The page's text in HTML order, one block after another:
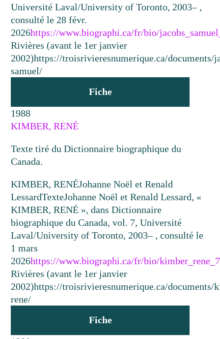
Université Laval/University of Toronto, 2003– ,
consulté le 28 févr.
2026https://www.biographi.ca/fr/bio/
Rivières (avant le 1er janvier
2002)https://troisrivieresnumerique.ca/documents/
samuel/
Fiche
1988
KIMBER, RENÉ
Texte tiré du Dictionnaire biographique du
Canada.
KIMBER, RENÉJohanne Noël et Renald
LessardTexteJohanne Noël et Renald Lessard, «
KIMBER, RENÉ », dans Dictionnaire
biographique du Canada, vol. 7, Université
Laval/University of Toronto, 2003– , consulté le
1 mars
2026https://www.biographi.ca/fr/bio/
Rivières (avant le 1er janvier
2002)https://troisrivieresnumerique.ca/documents/
rene/
Fiche